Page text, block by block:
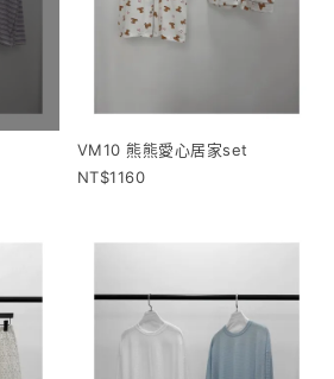
VM10 熊熊愛心居家set
1160